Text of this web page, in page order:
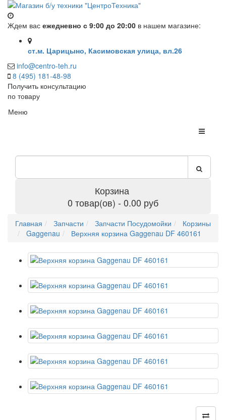
Ждем вас ежедневно с 9:00 до 20:00 в нашем магазине:
ст.м. Царицыно, Касимовская улица, вл.26
info@centro-teh.ru
8 (495) 181-48-98
Получить консультацию
по товару
Меню
Корзина
0 товар(ов) - 0.00 руб
Главная Запчасти Запчасти Посудомойки
Корзины
Gaggenau
Верхняя корзина Gaggenau DF 460161